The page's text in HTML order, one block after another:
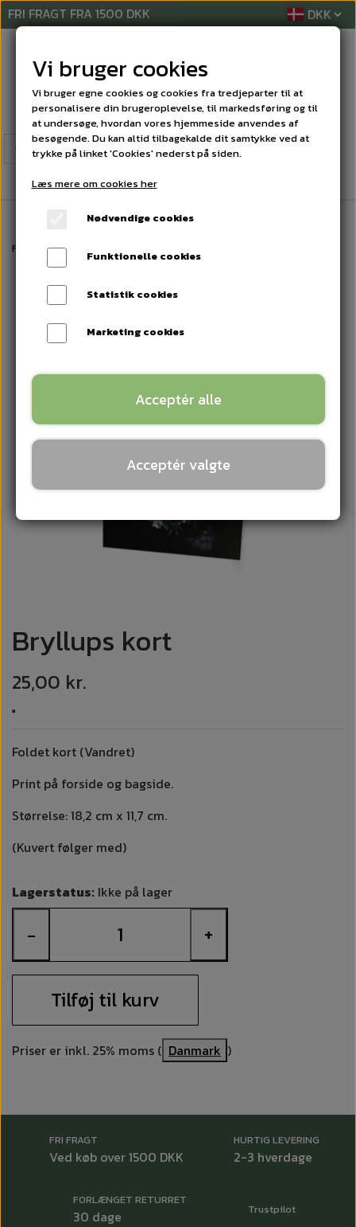
FRI FRAGT FRA 1500 DKK
Forside LYKØNSKNINGSKORT
Bryllups kort
25,00 kr.
Foldet kort (Vandret)
Print på forside og bagside.
Størrelse: 18,2 cm x 11,7 cm.
(Kuvert følger med)
Lagerstatus: Ikke på lager
− +
Tilføj til kurv
Priser er inkl. 25% moms ( Danmark )
FRI FRAGT
Ved køb over 1500 DKK
HURTIG LEVERING
2-3 hverdage
FORLÆNGET RETURRET
30 dage Trustpilot
Vi bruger cookies
Vi bruger egne cookies og cookies fra tredjeparter til at
personalisere din brugeroplevelse, til markedsføring og til
at undersøge, hvordan vores hjemmeside anvendes af
besøgende. Du kan altid tilbagekalde dit samtykke ved at
trykke på linket 'Cookies' nederst på siden.
Læs mere om cookies her
Nødvendige cookies
Funktionelle cookies
Statistik cookies
Marketing cookies
Acceptér alle
Acceptér valgte